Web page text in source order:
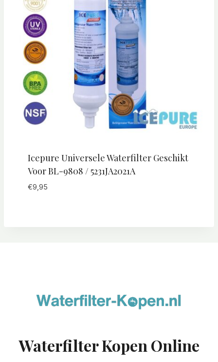
Icepure Universele Waterfilter Geschikt
Voor BL-9808 / 5231JA2021A
€9,95
Waterfilter Kopen Online